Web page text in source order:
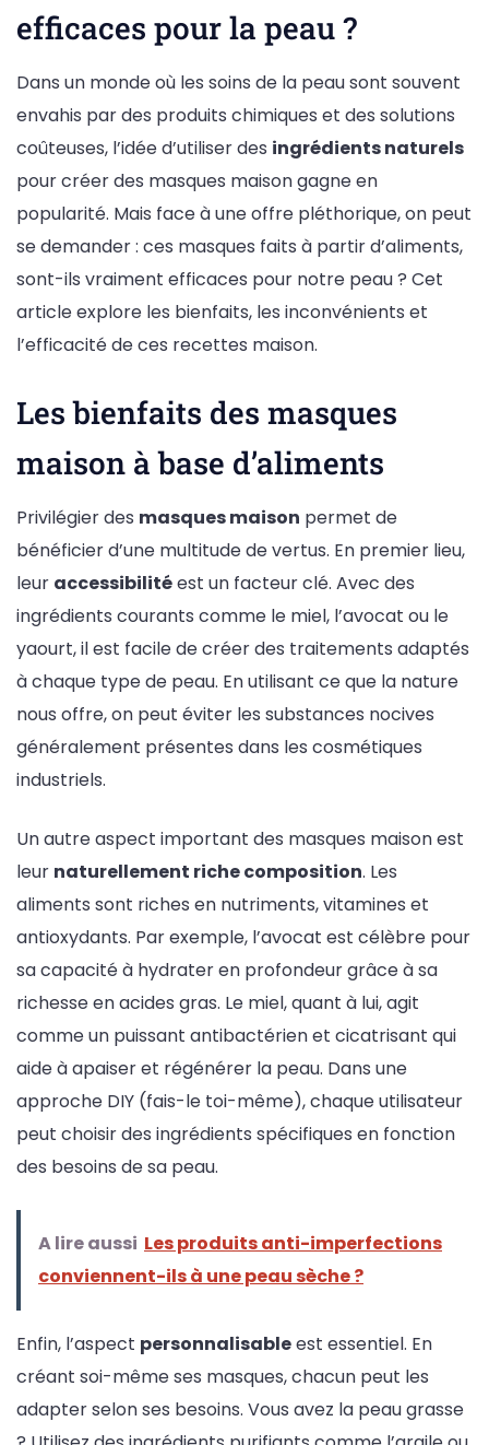
efficaces pour la peau ?
Dans un monde où les soins de la peau sont souvent
envahis par des produits chimiques et des solutions
coûteuses, l’idée d’utiliser des ingrédients naturels
pour créer des masques maison gagne en
popularité. Mais face à une offre pléthorique, on peut
se demander : ces masques faits à partir d’aliments,
sont-ils vraiment efficaces pour notre peau ? Cet
article explore les bienfaits, les inconvénients et
l’efficacité de ces recettes maison.
Les bienfaits des masques
maison à base d’aliments
Privilégier des masques maison permet de
bénéficier d’une multitude de vertus. En premier lieu,
leur accessibilitéest un facteur clé. Avec des
ingrédients courants comme le miel, l’avocat ou le
yaourt, il est facile de créer des traitements adaptés
à chaque type de peau. En utilisant ce que la nature
nous offre, on peut éviter les substances nocives
généralement présentes dans les cosmétiques
industriels.
Un autre aspect important des masques maison est
leur naturellement riche composition. Les
aliments sont riches en nutriments, vitamines et
antioxydants. Par exemple, l’avocat est célèbre pour
sa capacité à hydrater en profondeur grâce à sa
richesse en acides gras. Le miel, quant à lui, agit
comme un puissant antibactérien et cicatrisant qui
aide à apaiser et régénérer la peau. Dans une
approche DIY (fais-le toi-même), chaque utilisateur
peut choisir des ingrédients spécifiques en fonction
des besoins de sa peau.
A lire aussi Les produits anti-imperfections
conviennent-ils à une peau sèche ?
Enfin, l’aspect personnalisableest essentiel. En
créant soi-même ses masques, chacun peut les
adapter selon ses besoins. Vous avez la peau grasse